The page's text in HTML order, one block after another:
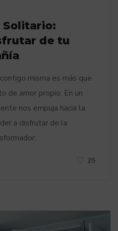
Solitario:
de tu
misma es más que
de amor propio. En un
nos empuja hacia la
a disfrutar de la
25